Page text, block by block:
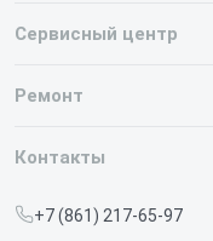
Сервисный центр
О нашем сервисе
Срочный ремонт
Ремонт
Iphone
Контакты
+7 (861) 217-65-97